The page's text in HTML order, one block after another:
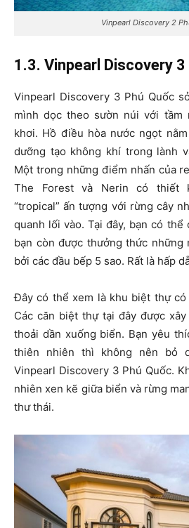
Vinpearl Discovery 2
1.3. Vinpearl Discovery 3
Vinpearl Discovery 3 Phú Quốc
mình dọc theo sườn núi với tầm
khơi. Hồ điều hòa nước ngọt
dưỡng tạo không khí trong lành
Một trong những điểm nhấn của
The Forest và Nerin có thiết
“tropical” ấn tượng với rừng cây
quanh lối vào. Tại đây, bạn có thể
bạn còn được thưởng thức những
bởi các đầu bếp 5 sao. Rất là hấp
Đây có thể xem là khu biệt thự
Các căn biệt thự tại đây được
thoải dần xuống biển. Bạn yêu
thiên nhiên thì không nên bỏ
Vinpearl Discovery 3 Phú Quốc.
nhiên xen kẽ giữa biển và rừng
thư thái.